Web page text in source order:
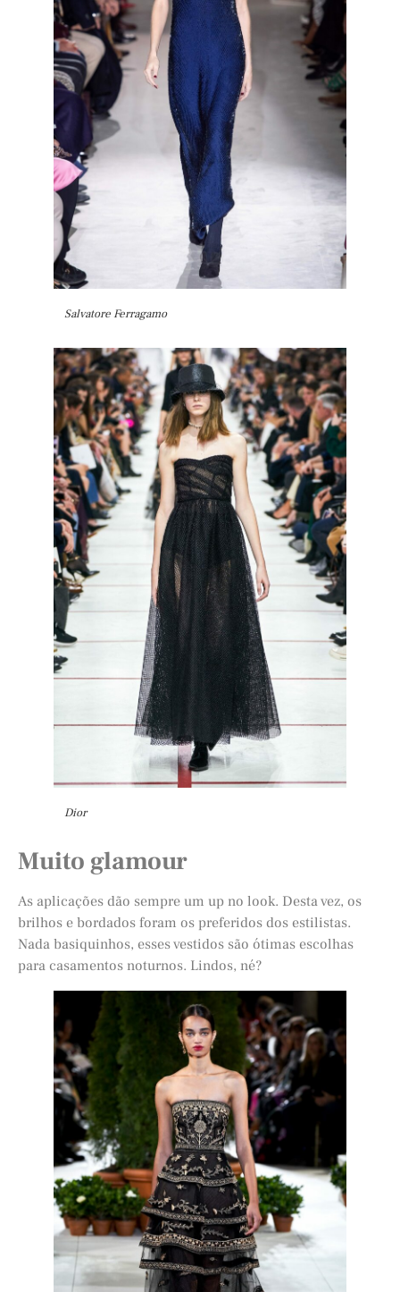
Salvatore Ferragamo
Dior
Muito glamour
As aplicações dão sempre um up no look. Desta vez, os
brilhos e bordados foram os preferidos dos estilistas.
Nada basiquinhos, esses vestidos são ótimas escolhas
para casamentos noturnos. Lindos, né?